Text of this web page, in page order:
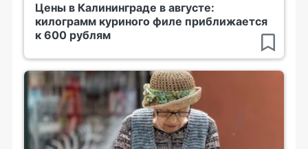
Цены в Калининграде в августе:
килограмм куриного филе приближается
к 600 рублям